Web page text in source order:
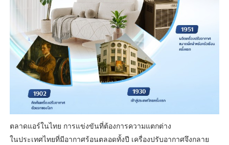
ตลาดแอร์ในไทย การแข่งขันที่ต้องการความแตกต่าง
ในประเทศไทยที่มีอากาศร้อนตลอดทั้งปี เครื่องปรับอากาศจึงกลาย